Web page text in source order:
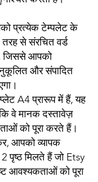
प्रत्येक टेम्पलेट के
से संरचित वर्ड
जिससे आपको
और संपादित
A4 प्रारूप में हैं, यह
वे मानक दस्तावेज़
को पूरा करते हैं।
आपको व्यापक
पृष्ठ मिलते हैं जो Etsy
आवश्यकताओं को पूरा